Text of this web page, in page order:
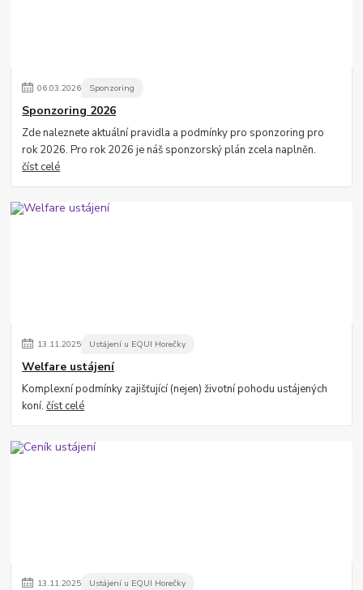
06.03.2026 Sponzoring
Sponzoring 2026
Zde naleznete aktuální pravidla a podmínky pro sponzoring pro
rok 2026. Pro rok 2026 je náš sponzorský plán zcela naplněn.
číst celé
13.11.2025 Ustájení u EQUI Horečky
Welfare ustájení
Komplexní podmínky zajišťující (nejen) životní pohodu ustájených
koní.číst celé
13.11.2025 Ustájení u EQUI Horečky